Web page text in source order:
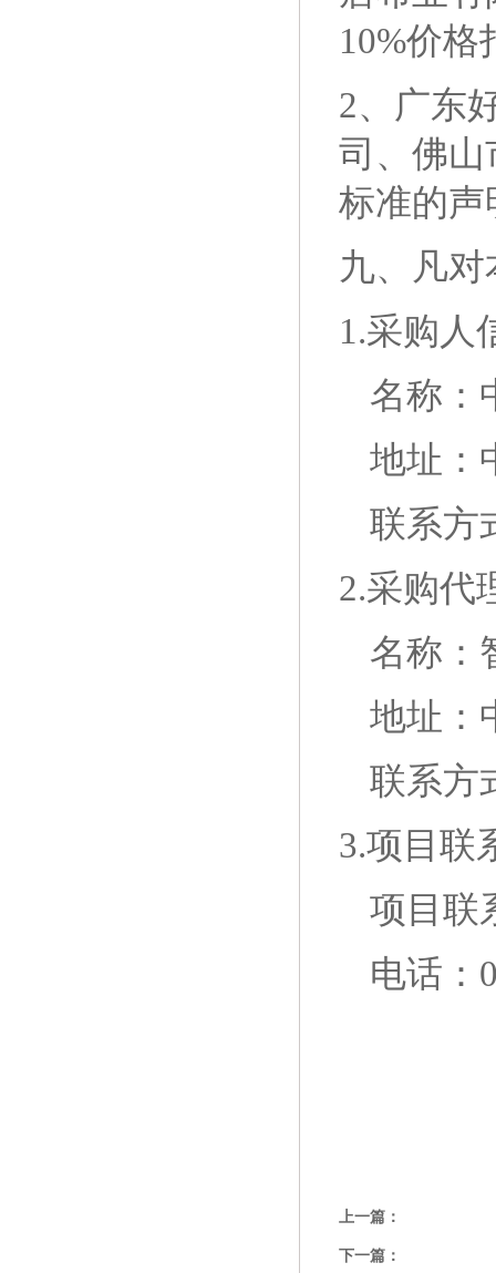
10%价格
2、广东
司、佛山
标准的声
九、
凡
1.采购人
名称：
地址：
联系方
2.采购代
名称：
地址：
联系方
3.项目联
项目联
电话：
上一篇：
下一篇：